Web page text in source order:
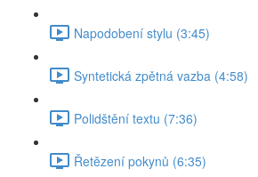
Napodobení stylu (3:45)
Syntetická zpětná vazba (4:58)
Polidštění textu (7:36)
Řetězení pokynů (6:35)